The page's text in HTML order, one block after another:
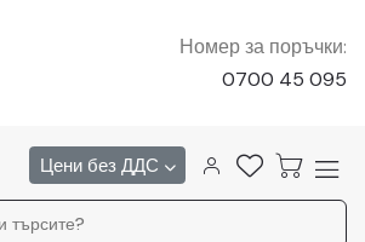
Номер за поръчки:
0700 45 095
Цени без ДДС